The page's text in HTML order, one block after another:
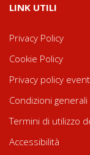
LINK UTILI
Privacy Policy
Cookie Policy
Privacy policy
Condizioni
Termini di utilizzo
Accessibilità